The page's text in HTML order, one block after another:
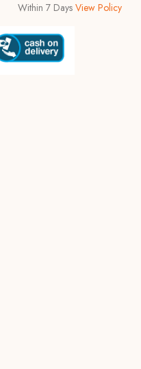
Within 7 Days View Policy